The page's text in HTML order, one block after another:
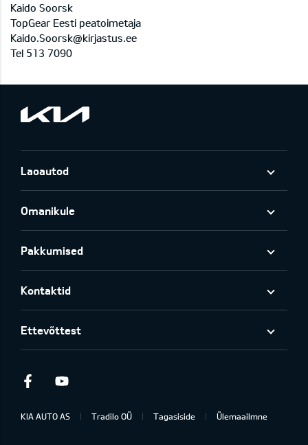
Kaido Soorsk
TopGear Eesti peatoimetaja
Kaido.Soorsk@kirjastus.ee
Tel 513 7090
Laoautod
Omanikule
Pakkumised
Kontaktid
Ettevõttest
Facebook
KIA AUTO AS Tradilo OÜ Tagasiside Ülemaailmne